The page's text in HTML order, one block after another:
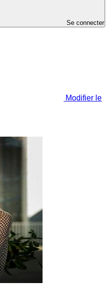
Se connecter
Modifier le